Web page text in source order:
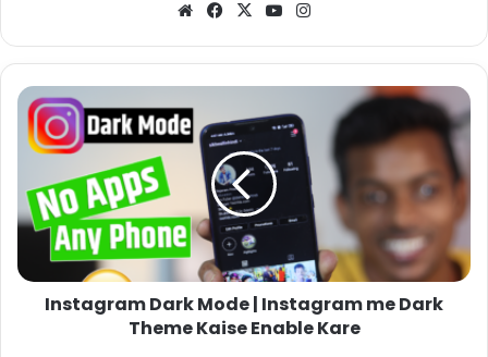
WebsiteFacebook
X YouTube
Instagram Dark Mode | Instagram me Dark
Theme Kaise Enable Kare